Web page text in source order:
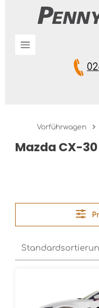
Zum Hauptinhalt
Vorführwagen
Mazda CX-30